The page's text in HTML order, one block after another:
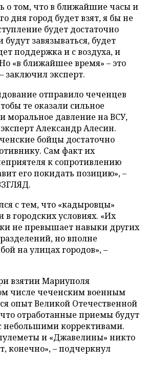
о том, что в ближайшие часы и
дня город будет взят, я бы не
будет достаточно
завязываться, будет
поддержка и с воздуха, и
«в ближайшее время» – это
заключил эксперт.
отправило чеченцев
те оказали сильное
моральное давление на ВСУ,
Александр Алесин.
бойцы достаточно
Сам факт их
к сопротивлению
его покидать позицию», –
с тем, что «кадыровцы»
в городских условиях. «Их
не превышает навыки других
но вполне
на улицах городов», –
взятии Мариуполя
числе чеченским военным
опыт Великой Отечественной
отработанные приемы будут
небольшими коррективами.
и «Джавелины» никто
конечно», – подчеркнул